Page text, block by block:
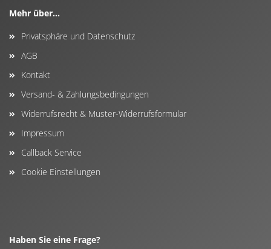
Mehr über...
Privatsphäre und Datenschutz
AGB
Kontakt
Versand- & Zahlungsbedingungen
Widerrufsrecht & Muster-Widerrufsformular
Impressum
Callback Service
Cookie Einstellungen
Haben Sie eine Frage?